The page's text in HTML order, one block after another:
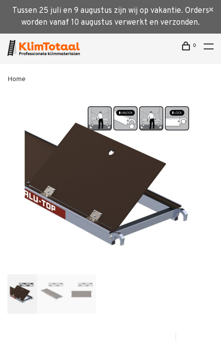
Tussen 25 juli en 9 augustus zijn wij op vakantie. Orders
worden vanaf 10 augustus verwerkt en verzonden.
0
Home